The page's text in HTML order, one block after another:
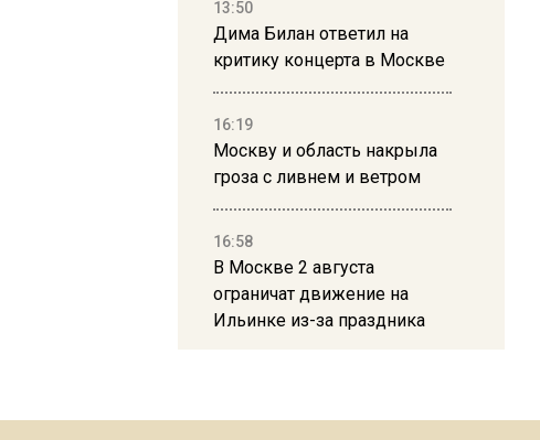
13:50
Дима Билан ответил на
критику концерта в Москве
16:19
Москву и область накрыла
гроза с ливнем и ветром
16:58
В Москве 2 августа
ограничат движение на
Ильинке из-за праздника